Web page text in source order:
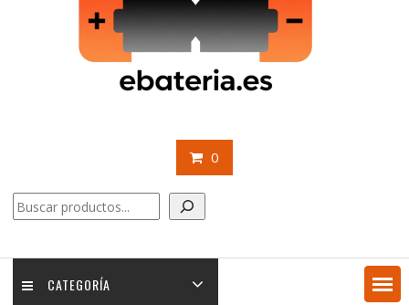
0
Buscar
CATEGORÍA